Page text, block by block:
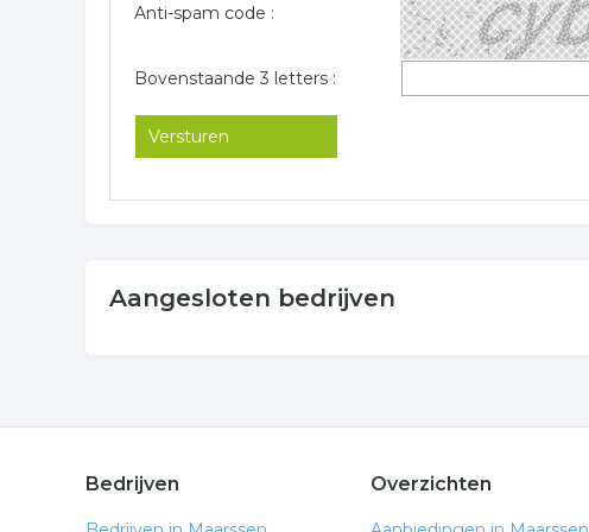
Anti-spam code :
Bovenstaande 3 letters :
Aangesloten bedrijven
Bedrijven Overzichten